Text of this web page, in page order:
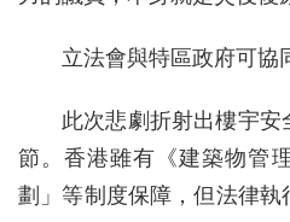
立法會與特區政府可協
此次悲劇折射出樓宇
節。香港雖有《建築物管
劃」等制度保障，但法律執